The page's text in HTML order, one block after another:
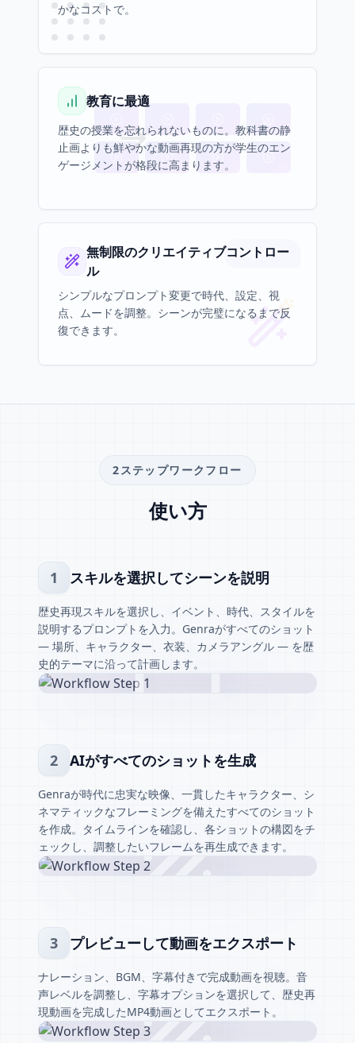
かなコストで。
教育に最適
歴史の授業を忘れられないものに。教科書の静
止画よりも鮮やかな動画再現の方が学生のエン
ゲージメントが格段に高まります。
無制限のクリエイティブコントロー
ル
シンプルなプロンプト変更で時代、設定、視
点、ムードを調整。シーンが完璧になるまで反
復できます。
2ステップワークフロー
使い方
1 スキルを選択してシーンを説明
歴史再現スキルを選択し、イベント、時代、スタイルを
説明するプロンプトを入力。Genraがすべてのショット
— 場所、キャラクター、衣装、カメラアングル — を歴
史的テーマに沿って計画します。
2 AIがすべてのショットを生成
Genraが時代に忠実な映像、一貫したキャラクター、シ
ネマティックなフレーミングを備えたすべてのショット
を作成。タイムラインを確認し、各ショットの構図をチ
ェックし、調整したいフレームを再生成できます。
3 プレビューして動画をエクスポート
ナレーション、BGM、字幕付きで完成動画を視聴。音
声レベルを調整し、字幕オプションを選択して、歴史再
現動画を完成したMP4動画としてエクスポート。